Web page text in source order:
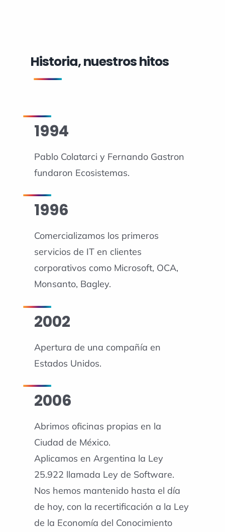
Historia, nuestros hitos
1994
Pablo Colatarci y Fernando Gastron
fundaron Ecosistemas.
1996
Comercializamos los primeros
servicios de IT en clientes
corporativos como Microsoft, OCA,
Monsanto, Bagley.
2002
Apertura de una compañía en
Estados Unidos.
2006
Abrimos oficinas propias en la
Ciudad de México.
Aplicamos en Argentina la Ley
25.922 llamada Ley de Software.
Nos hemos mantenido hasta el día
de hoy, con la recertificación a la Ley
de la Economía del Conocimiento